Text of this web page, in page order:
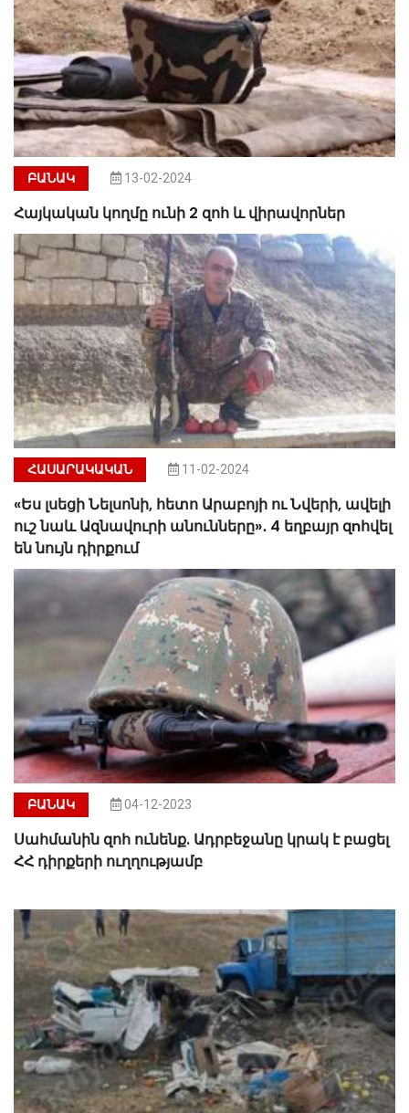
ԲԱՆԱԿ 13-02-2024
Հայկական կողմը ունի 2 զոհ և վիրավորներ
ՀԱՍԱՐԱԿԱԿԱՆ 11-02-2024
«Ես լսեցի Նելսոնի, հետո Արաբոյի ու Նվերի, ավելի
ուշ նաև Ազնավուրի անունները»․ 4 եղբայր զnհվել
են նույն դիրքում
ԲԱՆԱԿ 04-12-2023
Սահմանին զոհ ունենք. Ադրբեջանը կրակ է բացել
ՀՀ դիրքերի ուղղությամբ